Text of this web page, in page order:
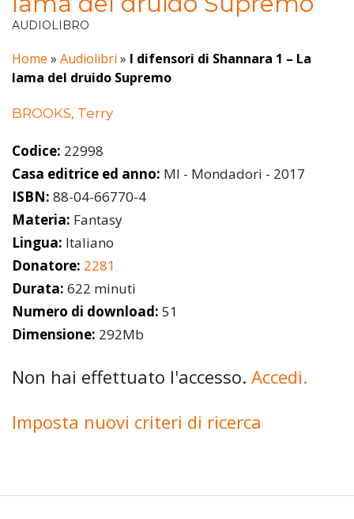
AUDIOLIBRO
Home » Audiolibri » I difensori di Shannara 1 – La
lama del druido Supremo
BROOKS, Terry
Codice: 22998
Casa editrice ed anno: MI - Mondadori - 2017
ISBN: 88-04-66770-4
Materia: Fantasy
Lingua: Italiano
Donatore: 2281
Durata: 622 minuti
Numero di download: 51
Dimensione: 292Mb
Non hai effettuato l'accesso. Accedi.
Imposta nuovi criteri di ricerca